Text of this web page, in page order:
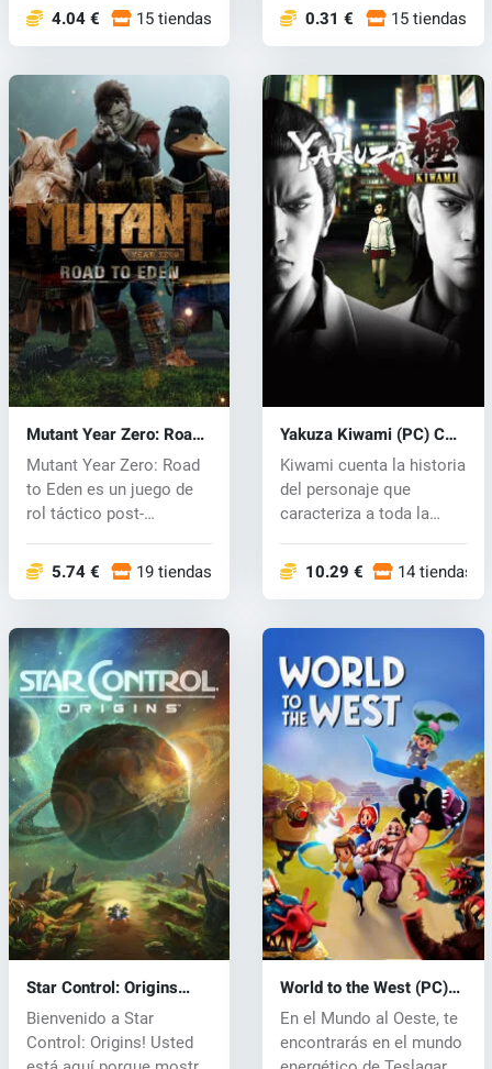
4.04 € 15 tiendas 0.31 € 15 tiendas
Mutant Year Zero: Road
to Eden (PC) CD key
Mutant Year Zero: Road
to Eden es un juego de
rol táctico post-
5.74 € 19 tiendas
Yakuza Kiwami (PC) CD
key
Kiwami cuenta la historia
del personaje que
caracteriza a toda la
10.29 € 14 tiendas
Star Control: Origins
(PC) CD key
Bienvenido a Star
Control: Origins! Usted
World to the West (PC)
CD key
En el Mundo al Oeste, te
encontrarás en el mundo